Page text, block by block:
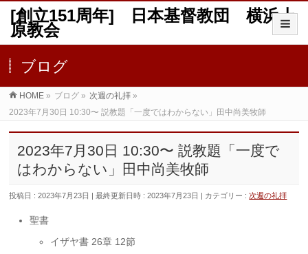
[創立151周年] 日本基督教団 横浜上
原教会
ブログ
HOME » ブログ » 次週の礼拝 »
2023年7月30日 10:30〜 説教題「一度ではわからない」田中尚美牧師
2023年7月30日 10:30〜 説教題「一度で
はわからない」田中尚美牧師
投稿日 : 2023年7月23日 最終更新日時 : 2023年7月23日 カテゴリー :次週の礼拝
聖書
イザヤ書 26章 12節